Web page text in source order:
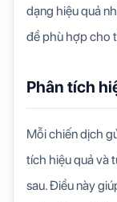
dạng hiệu quả
đề phù hợp cho
Phân tích
Mỗi chiến dịch
tích hiệu quả và
sau. Điều này